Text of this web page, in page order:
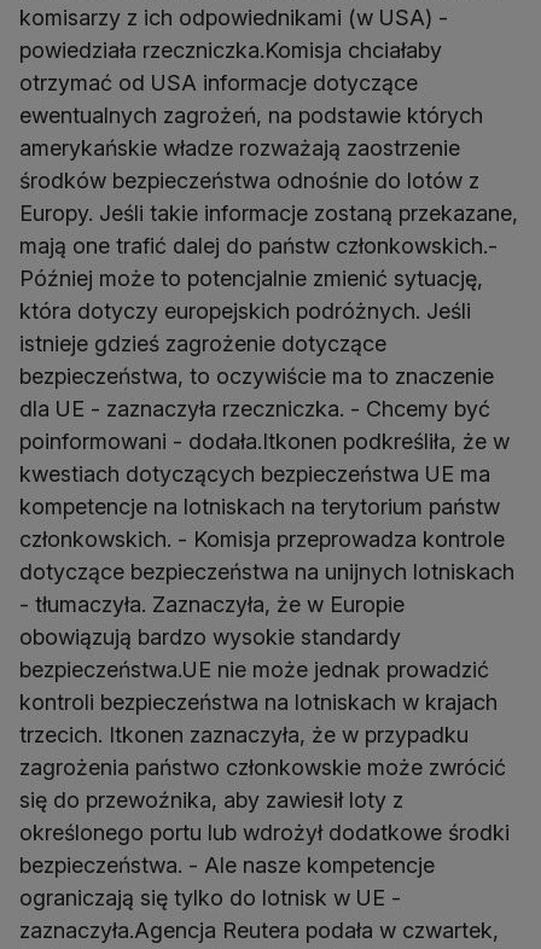
komisarzy z ich odpowiednikami (w USA) -
powiedziała rzeczniczka.Komisja chciałaby
otrzymać od USA informacje dotyczące
ewentualnych zagrożeń, na podstawie których
amerykańskie władze rozważają zaostrzenie
środków bezpieczeństwa odnośnie do lotów z
Europy. Jeśli takie informacje zostaną przekazane,
mają one trafić dalej do państw członkowskich.-
Później może to potencjalnie zmienić sytuację,
która dotyczy europejskich podróżnych. Jeśli
istnieje gdzieś zagrożenie dotyczące
bezpieczeństwa, to oczywiście ma to znaczenie
dla UE - zaznaczyła rzeczniczka. - Chcemy być
poinformowani - dodała.Itkonen podkreśliła, że w
kwestiach dotyczących bezpieczeństwa UE ma
kompetencje na lotniskach na terytorium państw
członkowskich. - Komisja przeprowadza kontrole
dotyczące bezpieczeństwa na unijnych lotniskach
- tłumaczyła. Zaznaczyła, że w Europie
obowiązują bardzo wysokie standardy
bezpieczeństwa.UE nie może jednak prowadzić
kontroli bezpieczeństwa na lotniskach w krajach
trzecich. Itkonen zaznaczyła, że w przypadku
zagrożenia państwo członkowskie może zwrócić
się do przewoźnika, aby zawiesił loty z
określonego portu lub wdrożył dodatkowe środki
bezpieczeństwa. - Ale nasze kompetencje
ograniczają się tylko do lotnisk w UE -
zaznaczyła.Agencja Reutera podała w czwartek,